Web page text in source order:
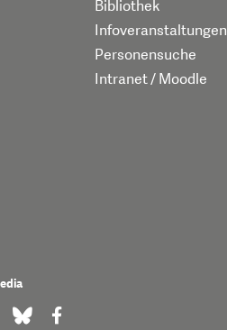
Bibliothek
Infoveranstaltungen
Personensuche
Intranet / Moodle
youtube
us on: linkedin
find us on: bluesky
find us on: facebook